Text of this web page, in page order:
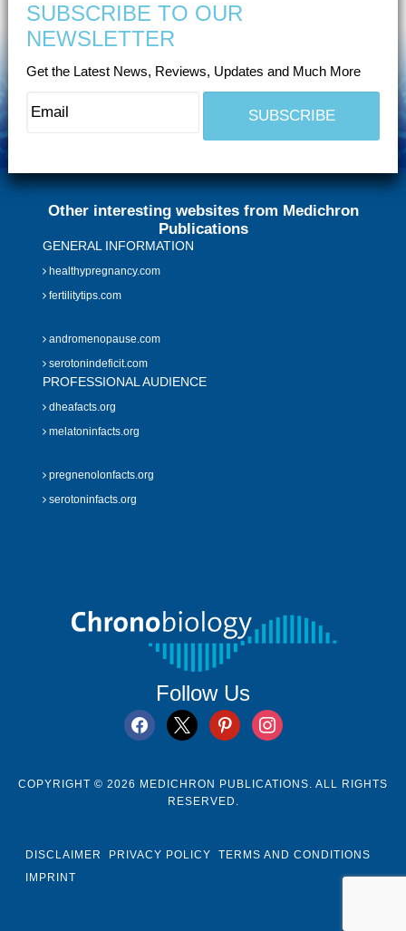
SUBSCRIBE TO OUR
NEWSLETTER
Get the Latest News, Reviews, Updates and Much More
Other interesting websites from Medichron
Publications
GENERAL INFORMATION
healthypregnancy.com
fertilitytips.com
andromenopause.com
serotonindeficit.com
PROFESSIONAL AUDIENCE
dheafacts.org
melatoninfacts.org
pregnenolonfacts.org
serotoninfacts.org
Follow Us
facebook
x pinterestinstagram
COPYRIGHT © 2026 MEDICHRON PUBLICATIONS. ALL RIGHTS
RESERVED.
DISCLAIMER PRIVACY POLICY
TERMS AND CONDITIONS
IMPRINT